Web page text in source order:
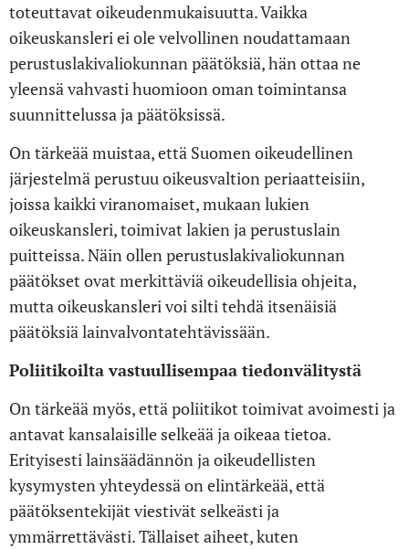
toteuttavat oikeudenmukaisuutta. Vaikka
oikeuskansleri ei ole velvollinen noudattamaan
perustuslakivaliokunnan päätöksiä, hän ottaa ne
yleensä vahvasti huomioon oman toimintansa
suunnittelussa ja päätöksissä.
On tärkeää muistaa, että Suomen oikeudellinen
järjestelmä perustuu oikeusvaltion periaatteisiin,
joissa kaikki viranomaiset, mukaan lukien
oikeuskansleri, toimivat lakien ja perustuslain
puitteissa. Näin ollen perustuslakivaliokunnan
päätökset ovat merkittäviä oikeudellisia ohjeita,
mutta oikeuskansleri voi silti tehdä itsenäisiä
päätöksiä lainvalvontatehtävissään.
Poliitikoilta vastuullisempaa tiedonvälitystä
On tärkeää myös, että poliitikot toimivat avoimesti ja
antavat kansalaisille selkeää ja oikeaa tietoa.
Erityisesti lainsäädännön ja oikeudellisten
kysymysten yhteydessä on elintärkeää, että
päätöksentekijät viestivät selkeästi ja
ymmärrettävästi. Tällaiset aiheet, kuten